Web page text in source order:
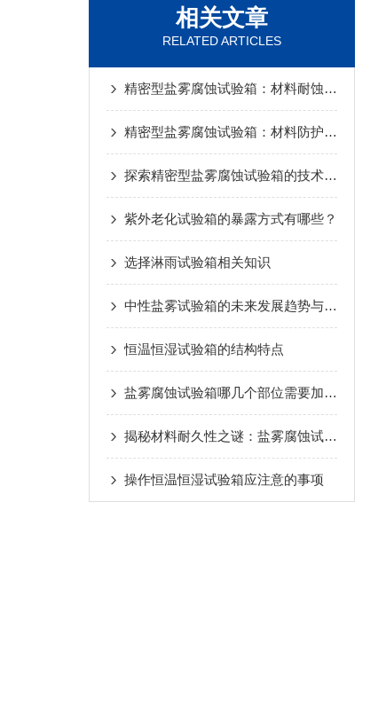
相关文章
RELATED ARTICLES
精密型盐雾腐蚀试验箱：材料耐蚀性的“严酷考官“
精密型盐雾腐蚀试验箱：材料防护性能检测的得力助手
探索精密型盐雾腐蚀试验箱的技术创新
紫外老化试验箱的暴露方式有哪些？
选择淋雨试验箱相关知识
中性盐雾试验箱的未来发展趋势与技术创新
恒温恒湿试验箱的结构特点
盐雾腐蚀试验箱哪几个部位需要加水，您知道吗？
揭秘材料耐久性之谜：盐雾腐蚀试验箱的作用与价值
操作恒温恒湿试验箱应注意的事项